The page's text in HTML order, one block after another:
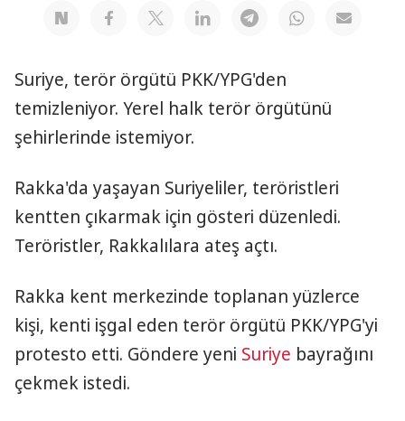
Suriye, terör örgütü PKK/YPG'den
temizleniyor. Yerel halk terör örgütünü
şehirlerinde istemiyor.
Rakka'da yaşayan Suriyeliler, teröristleri
kentten çıkarmak için gösteri düzenledi.
Teröristler, Rakkalılara ateş açtı.
Rakka kent merkezinde toplanan yüzlerce
kişi, kenti işgal eden terör örgütü PKK/YPG'yi
protesto etti. Göndere yeni Suriye bayrağını
çekmek istedi.